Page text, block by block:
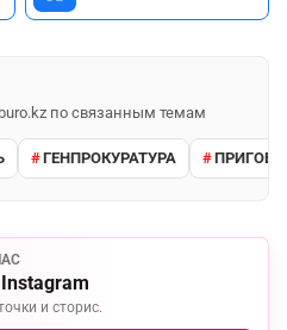
по связанным темам
ГЕНПРОКУРАТУРА
и сторис.